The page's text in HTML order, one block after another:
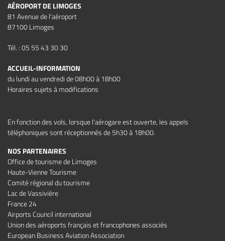
AÉROPORT DE LIMOGES
81 Avenue de l'aéroport
87100 Limoges
Tél. : 05 55 43 30 30
ACCUEIL-INFORMATION
du lundi au vendredi de 08h00 à 18h00
Horaires sujets à modifications
En fonction des vols, lorsque l'aérogare est ouverte, les appels
téléphoniques sont réceptionnés de 5h30 à 18h00.
NOS PARTENAIRES
Office de tourisme de Limoges
Haute-Vienne Tourisme
Comité régional du tourisme
Lac de Vassivière
France 24
Airports Council international
Union des aéroports français et francophones associés
European Business Aviation Association